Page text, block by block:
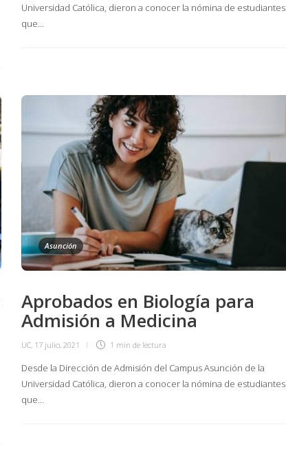
Universidad Católica, dieron a conocer la nómina de estudiantes
que…
Asunción
Aprobados en Biología para
Admisión a Medicina
UC, 17 julio, 2021 1 min de lectura
Desde la Dirección de Admisión del Campus Asunción de la
Universidad Católica, dieron a conocer la nómina de estudiantes
que…